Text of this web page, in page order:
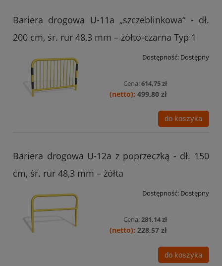
Bariera drogowa U-11a „szczeblinkowa“ - dł.
200 cm, śr. rur 48,3 mm – żółto-czarna Typ 1
Dostępność: Dostępny
Cena:614,75 zł
499,80 zł
do koszyka
Bariera drogowa U-12a z poprzeczką - dł. 150
cm, śr. rur 48,3 mm – żółta
Dostępność: Dostępny
Cena:281,14 zł
228,57 zł
do koszyka